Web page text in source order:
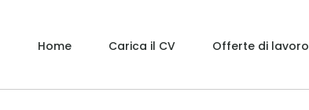
Home Carica il CV Offerte di lavoro